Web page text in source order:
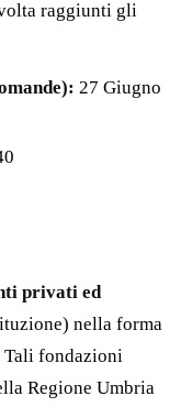
raggiunti gli
27 Giugno
privati ed
nella forma
Tali fondazioni
Regione Umbria